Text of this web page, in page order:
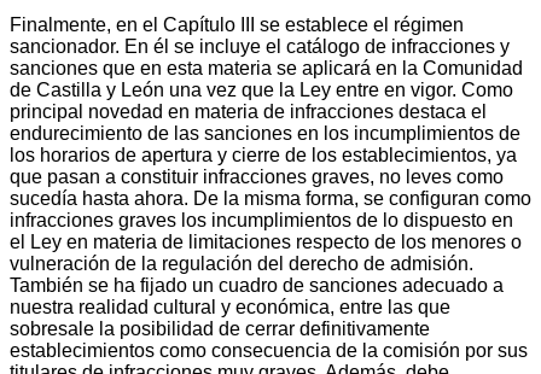
Finalmente, en el Capítulo III se establece el régimen
sancionador. En él se incluye el catálogo de infracciones y
sanciones que en esta materia se aplicará en la Comunidad
de Castilla y León una vez que la Ley entre en vigor. Como
principal novedad en materia de infracciones destaca el
endurecimiento de las sanciones en los incumplimientos de
los horarios de apertura y cierre de los establecimientos, ya
que pasan a constituir infracciones graves, no leves como
sucedía hasta ahora. De la misma forma, se configuran como
infracciones graves los incumplimientos de lo dispuesto en
el Ley en materia de limitaciones respecto de los menores o
vulneración de la regulación del derecho de admisión.
También se ha fijado un cuadro de sanciones adecuado a
nuestra realidad cultural y económica, entre las que
sobresale la posibilidad de cerrar definitivamente
establecimientos como consecuencia de la comisión por sus